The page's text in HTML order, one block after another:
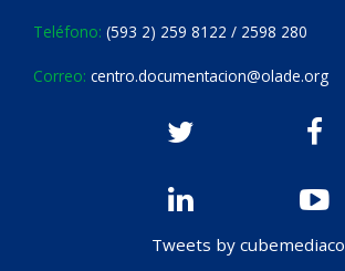
Teléfono: (593 2) 259 8122 / 2598 280
Correo: centro.documentacion@olade.org
Tweets by cubemediaco